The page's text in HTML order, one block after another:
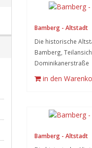
Bamberg - Altstadt
Die historische
Bamberg,
Dominikanerstraße
in den
Bamberg - Altstadt